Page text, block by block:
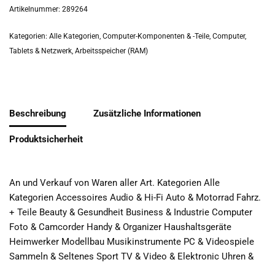
Artikelnummer: 289264
Kategorien: Alle Kategorien, Computer-Komponenten & -Teile, Computer,
Tablets & Netzwerk, Arbeitsspeicher (RAM)
Beschreibung Zusätzliche Informationen
Produktsicherheit
An und Verkauf von Waren aller Art. Kategorien Alle
Kategorien Accessoires Audio & Hi-Fi Auto & Motorrad Fahrz.
+ Teile Beauty & Gesundheit Business & Industrie Computer
Foto & Camcorder Handy & Organizer Haushaltsgeräte
Heimwerker Modellbau Musikinstrumente PC & Videospiele
Sammeln & Seltenes Sport TV & Video & Elektronic Uhren &